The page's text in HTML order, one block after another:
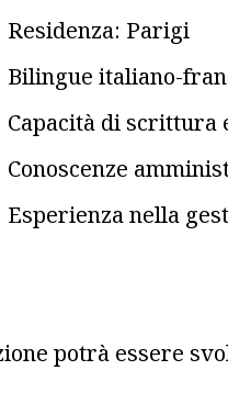
Residenza: Parigi
Bilingue italiano-
Capacità di scrittura
Conoscenze
Esperienza nella
potrà essere